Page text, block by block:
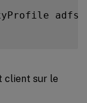
adfs_2
client sur le